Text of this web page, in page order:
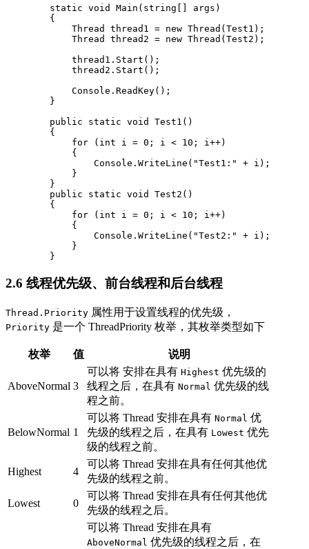
        static void Main(string[] args)
        {
            Thread thread1 = new Thread(Test1);
            Thread thread2 = new Thread(Test2);
            thread1.Start();
            thread2.Start();
            Console.ReadKey();
        }
        public static void Test1()
        {
            for (int i = 0; i < 10; i++)
            {
                Console.WriteLine("Test1:" + i);
            }
        }
        public static void Test2()
        {
            for (int i = 0; i < 10; i++)
            {
                Console.WriteLine("Test2:" + i);
            }
        }
2.6 线程优先级、前台线程和后台线程
Thread.Priority 属性用于设置线程的优先级，
Priority 是一个 ThreadPriority 枚举，其枚举类型如下
枚举 值 说明
AboveNormal 3
可以将 安排在具有 Highest 优先级的
线程之后，在具有 Normal 优先级的线
程之前。
BelowNormal 1
可以将 Thread 安排在具有 Normal 优
先级的线程之后，在具有 Lowest 优先
级的线程之前。
Highest 4
可以将 Thread 安排在具有任何其他优
先级的线程之前。
Lowest 0
可以将 Thread 安排在具有任何其他优
先级的线程之后。
可以将 Thread 安排在具有
AboveNormal 优先级的线程之后，在